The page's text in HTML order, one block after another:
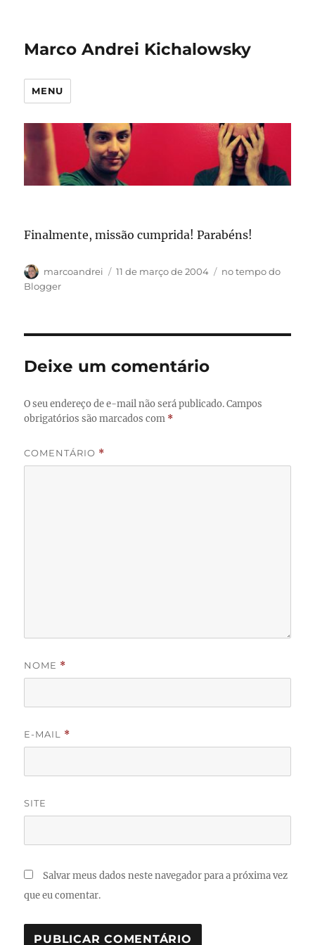
Marco Andrei Kichalowsky
MENU
Finalmente, missão cumprida! Parabéns!
Autor
marcoandrei
Publicado
11 de março de 2004 Categorias
no tempo do
Blogger
Deixe um comentário
O seu endereço de e-mail não será publicado. Campos
obrigatórios são marcados com *
COMENTÁRIO *
NOME *
E-MAIL *
SITE
Salvar meus dados neste navegador para a próxima vez
que eu comentar.